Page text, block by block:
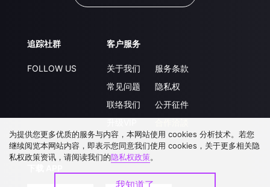
追踪社群
FOLLOW US
客户服务
关于我们
常见问题
联络我们
服务条款
隐私权
公开征件
为提供您更多优质的服务与内容，本网站使用 cookies 分析技术。若您
继续阅览本网站内容，即表示您同意我们使用 cookies，关于更多相关隐
私权政策资讯，请阅读我们的隐私权政策。
我知道了